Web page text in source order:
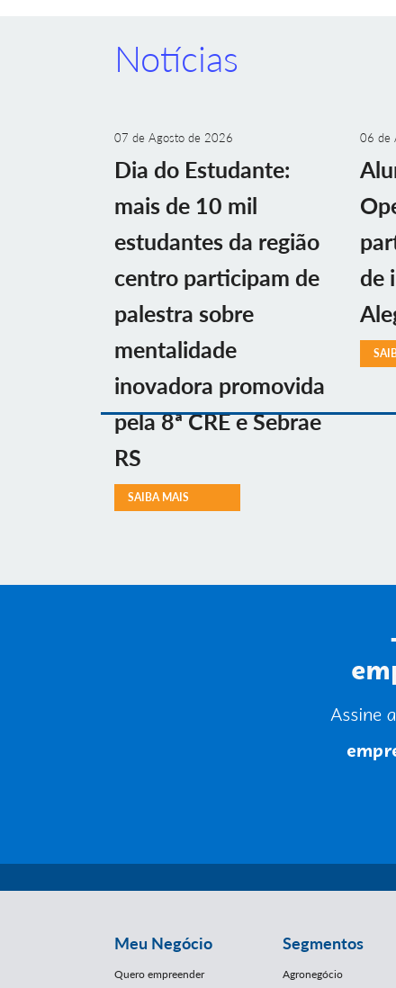
Notícias
07 de Agosto de 2026
Dia do Estudante:
mais de 10 mil
estudantes da região
centro participam de
palestra sobre
mentalidade
inovadora promovida
pela 8ª CRE e Sebrae
RS
SAIBA MAIS
06 de
de
Meu Negócio
Quero empreender
Segmentos
Agronegócio